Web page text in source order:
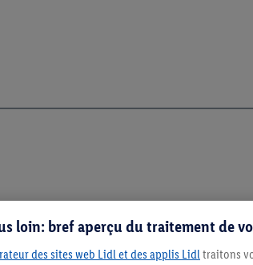
loin: bref aperçu du traitement de
des sites web Lidl et des applis Lidltraitons